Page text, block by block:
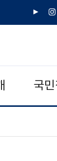
유
인
국